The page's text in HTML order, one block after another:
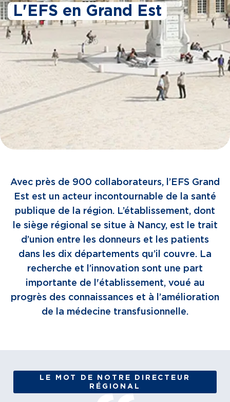
L'EFS en Grand Est
Avec près de 900 collaborateurs, l’EFS Grand
Est est un acteur incontournable de la santé
publique de la région. L’établissement, dont
le siège régional se situe à Nancy, est le trait
d’union entre les donneurs et les patients
dans les dix départements qu’il couvre. La
recherche et l’innovation sont une part
importante de l'établissement, voué au
progrès des connaissances et à l’amélioration
de la médecine transfusionnelle.
LE MOT DE NOTRE DIRECTEUR
RÉGIONAL